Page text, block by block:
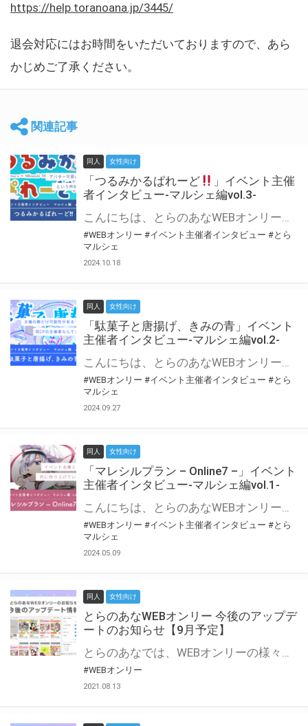
https://help.toranoana.jp/3445/
退会対応にはお時間をいただいておりますので、あら
かじめご了承ください。
関連記事
同人 女性向け
「つるみかるぱれーど
」イベント主催
者インタビュー-マルシェ編vol.3-
こんにちは、とらのあなWEBオンリー運営スタッフです。 新たにお届けする、イベント主催者インタビュー-マルシェ編-は、 とらのあなWEBオンリー「マルシェ」をご利用した主催様に 「マルシェ」を使って開催した感想や心がけをお聞きする企画です。 今回は、WEBオンリー初開催「つるみかるぱれーど
#WEBオンリー #イベント主催者インタビュー #とら
マルシェ
2024.10.18
同人 女性向け
「駄菓子と唐揚げ、きみの青」イベント
主催者インタビュー-マルシェ編vol.2-
こんにちは、とらのあなWEBオンリー運営スタッフです。 新たにお届けする、イベント主催者インタビュー-マルシェ編-は、 とらのあなWEBオンリー「マルシェ」をご利用の主催様に 「マルシェ」を使ってイベントを開催した感想や心がけをお聞きする企画です。 今回は、WEBオンリー初開催「駄菓子と唐揚げ、きみの青」より、 主催のぎこ六屋様にお話を伺いました。 協力：ぎこ六屋様／イベント公式Twitter（@krkgwks） とらのあなWEBオンリー「マルシェ」とは？ WEBオンリーでリアルタイムでコミュニケーションがとれるオンライン会場です。
#WEBオンリー #イベント主催者インタビュー #とら
マルシェ
2024.09.27
同人 女性向け
「マレシルプラン – Online7 –」イベント
主催者インタビュー-マルシェ編vol.1-
こんにちは、とらのあなWEBオンリー運営スタッフです。 新たにお届けする、イベント主催者インタビュー-マルシェ編-は、 とらのあなWEBオンリー「マルシェ」をご利用した主催様に 「マルシェ」を使って開催した感想や心がけをお聞きする企画です。 今回は、WEBオンリー開催7回目迎えた「マレシルプラン – Online7 –」より、 主催の玉川うた様にお話を伺いました。 ▼マレシルプランのインタビュー前回記事 「イベント主催者インタビュー vol.6」はこちら 協力：玉川うた様（マレシルプラン実行委員会 代表）／イベント公式Twitter（@mallesil_plan） とらのあなWEBオンリー「マルシェ」とは？ WEBオンリーでリアルタイムでコミュニケーションがとれるオンライン会場です。
#WEBオンリー #イベント主催者インタビュー #とら
マルシェ
2024.05.09
同人 女性向け
とらのあなWEBオンリー 今後のアップデ
ートのお知らせ【9月予定】
とらのあなでは、WEBオンリーの様々な支援を実施しています。 今回は2021年9月に実装を予定しているアップデート情報についてご紹介いたします。 とらのあなWEBオンリーサイトはこちら
#WEBオンリー
2021.08.13